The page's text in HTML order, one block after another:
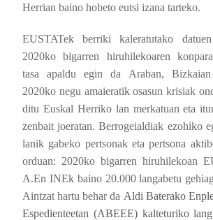
Herrian baino hobeto eutsi izana tarteko.
EUSTATek berriki kaleratutako
2020ko bigarren hiruhilekoaren
tasa apaldu egin da Araban,
2020ko negu amaieratik osasun krisiak
ditu Euskal Herriko lan merkatuan eta
zenbait joeratan. Berrogeialdiak ezohiko
lanik gabeko pertsonak eta pertsona
orduan: 2020ko bigarren hiruhilekoan
A.En INEk baino 20.000 langabetu
Aintzat hartu behar da Aldi Baterako
Espedienteetan (ABEEE) kalteturiko